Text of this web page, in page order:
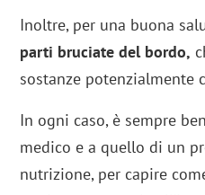
Inoltre, per una buona
parti bruciate del bordo,
sostanze potenzialmente
In ogni caso, è sempre
medico e a quello di un
nutrizione, per capire